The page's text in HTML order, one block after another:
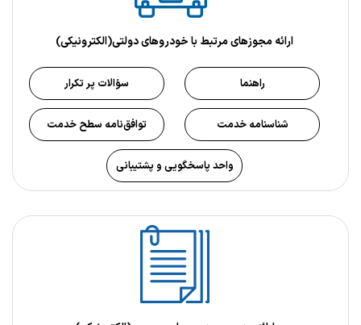
ارائه مجوزهای مرتبط با خودروهای دولتی(الکترونیکی)
راهنما سؤالات پر تکرار
شناسنامه خدمت توافق‌نامه سطح خدمت
واحد پاسخگویی و پشتیبانی